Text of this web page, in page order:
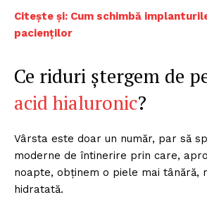
Citește și: Cum schimbă
pacienților
Ce riduri ştergem de
acid hialuronic?
Vârsta este doar un număr, par să
moderne de întinerire prin care,
noapte, obţinem o piele mai tânără,
hidratată.